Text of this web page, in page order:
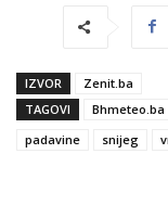
IZVOR
Zenit.ba
TAGOVI
Bhmeteo.ba
padavine
snijeg